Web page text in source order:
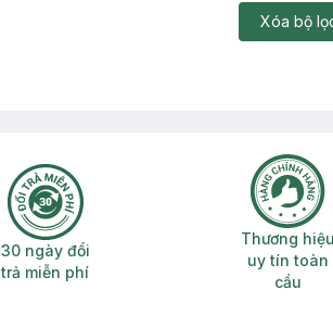
Xóa bộ
30 ngày đổi trả miễn phí
30 ngày đổi
trả miễn phí
Thương hiệu
uy tín toàn
cầu